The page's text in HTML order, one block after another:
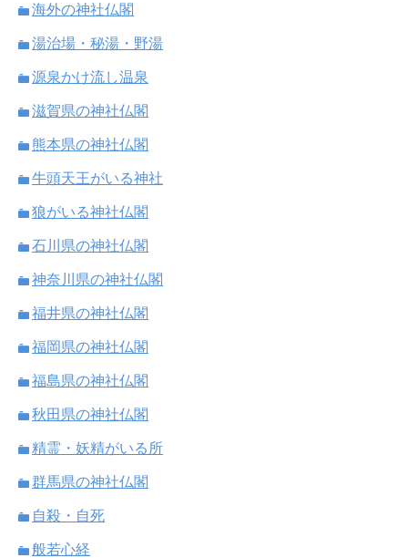
海外の神社仏閣
湯治場・秘湯・野湯
源泉かけ流し温泉
滋賀県の神社仏閣
熊本県の神社仏閣
牛頭天王がいる神社
狼がいる神社仏閣
石川県の神社仏閣
神奈川県の神社仏閣
福井県の神社仏閣
福岡県の神社仏閣
福島県の神社仏閣
秋田県の神社仏閣
精霊・妖精がいる所
群馬県の神社仏閣
自殺・自死
般若心経